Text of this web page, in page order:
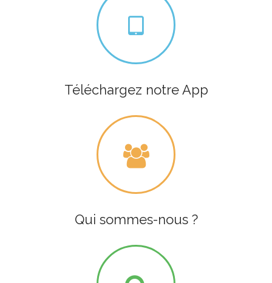
Téléchargez notre App
Qui sommes-nous ?